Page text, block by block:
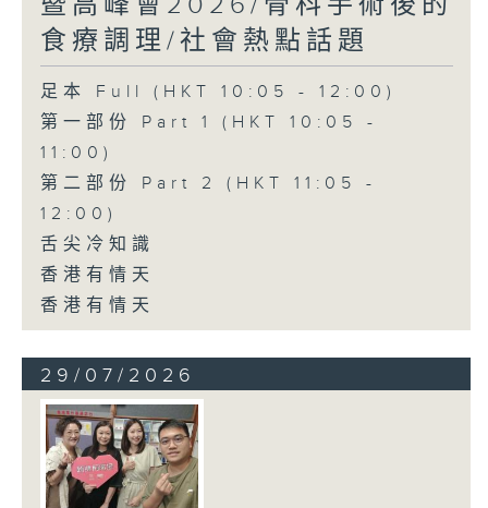
食療調理/社會熱點話題
足本 Full (HKT 10:05 - 12:00)
第一部份 Part 1 (HKT 10:05 -
11:00)
第二部份 Part 2 (HKT 11:05 -
12:00)
舌尖冷知識
香港有情天
香港有情天
29/07/2026